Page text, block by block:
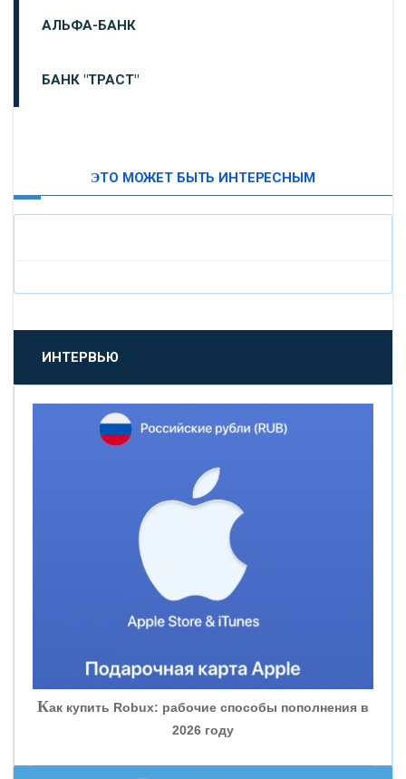
АЛЬФА-БАНК
БАНК "ТРАСТ"
«БАНК САНКТ-ПЕТЕРБУРГ»
«ПРОМСВЯЗЬБАНК»
«НОВИКОМБАНК»
«ВНЕШПРОМБАНК»
«БАНК ГЛОБЭКС»
«СОВКОМБАНК»
ЭТО МОЖЕТ БЫТЬ ИНТЕРЕСНЫМ
ИНТЕРВЬЮ
Как купить Robux: рабочие способы пополнения в
2026 году